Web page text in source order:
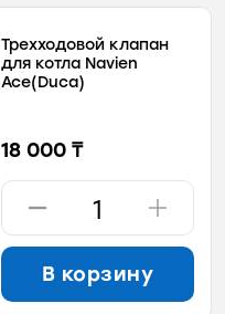
Трехходовой клапан
для котла Navien
Ace(Duca)
18 000 ₸
В корзину